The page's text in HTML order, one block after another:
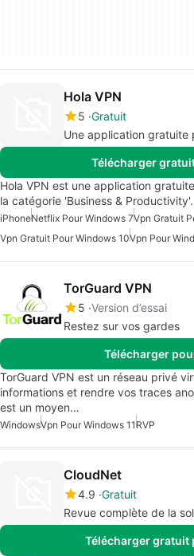
Hola VPN
5 Gratuit
Une application gratuite
Télécharger
Hola VPN est une application
la catégorie 'Business & Productivity'.
iPhoneNetflix Pour Windows 7Vpn Gratuit
Vpn Gratuit Pour Windows 10Vpn Pour
TorGuard VPN
5 Version d’essai
Restez sur vos gardes
Télécharger
TorGuard VPN est un réseau privé
informations et rendre vos traces
est un moyen…
WindowsVpn Pour Windows 11RVP
CloudNet
4.9 Gratuit
Revue complète de la
Télécharger gratuit